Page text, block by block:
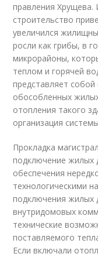
правления
строительство
увеличился
росли как грибы, в
микрорайоны,
теплом и горячей
представляет
обособленных
отопления такого
организация
Прокладка
подключение жилых
обеспечения
технологическими
подключения жилых
внутридомовых
технические
поставляемого
Если включали